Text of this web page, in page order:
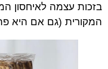
בזכות עצמה לאיחסון
המקורית (גם אם היא